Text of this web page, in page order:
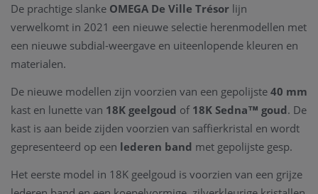
De prachtige slanke OMEGA De Ville Trésor lijn
verwelkomt in 2021 een nieuwe selectie herenmodellen met
een nieuwe subdial-weergave en uiteenlopende kleuren en
materialen.
De nieuwe modellen zijn voorzien van een gepolijste 40 mm
kast en lunette van 18K geelgoud of 18K Sedna™ goud. De
kast is aan beide zijden voorzien van saffierkristal en wordt
gepresenteerd op een lederen band met gepolijste gesp.
Het eerste model in 18K geelgoud is voorzien van een grijze